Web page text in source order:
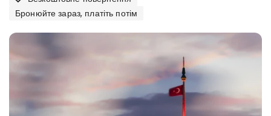
Бронюйте зараз, платіть потім